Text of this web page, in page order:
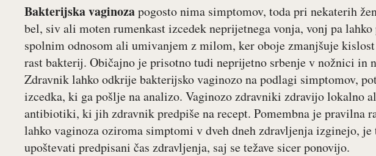
Bakterijska vaginozapogosto nima simptomov, toda pri nekaterih
bel, siv ali moten rumenkast izcedek neprijetnega vonja, vonj pa
spolnim odnosom ali umivanjem z milom, ker oboje zmanjšuje
rast bakterij. Običajno je prisotno tudi neprijetno srbenje v nožnici in
Zdravnik lahko odkrije bakterijsko vaginozo na podlagi simptomov,
izcedka, ki ga pošlje na analizo. Vaginozo zdravniki zdravijo lokalno
antibiotiki, ki jih zdravnik predpiše na recept. Pomembna je pravilna
lahko vaginoza oziroma simptomi v dveh dneh zdravljenja izginejo, je
upoštevati predpisani čas zdravljenja, saj se težave sicer ponovijo.